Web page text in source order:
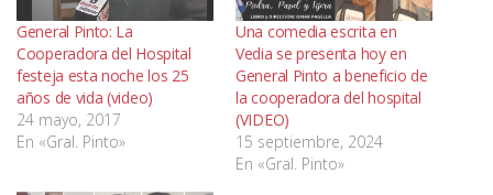
General Pinto: La
Cooperadora del Hospital
festeja esta noche los 25
años de vida (video)
24 mayo, 2017
En «Gral. Pinto»
Una comedia escrita en
Vedia se presenta hoy en
General Pinto a beneficio de
la cooperadora del hospital
(VIDEO)
15 septiembre, 2024
En «Gral. Pinto»